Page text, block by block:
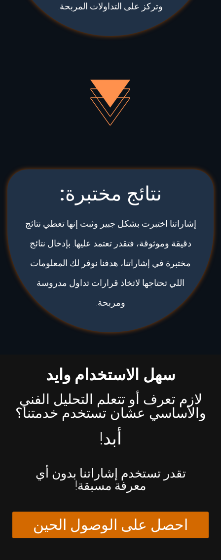
وتركز على التداولات المربحة.
نتائج مختبرة:
إشاراتنا اختبرت بشكل جبير وثبت إنها تعطي نتائج
دقيقة وموثوقة، فتقدر تعتمد عليها. بإدخال نتائج
مختبرة في إشاراتنا، هدفنا نوفر لك المعلومات
اللي تحتاجها لاتخاذ قرارات تداول مدروسة
ومربحة.
سهل الاستخدام وايد
لازم تعرف أو تتعلم التحليل الفني
والأساسي عشان تستخدم خدمتنا؟
أبد!
تقدر تستخدم إشاراتنا بدون أي
معرفة مسبقة!
احصل على الوصول الحين